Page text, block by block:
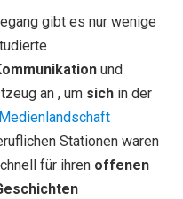
gibt es nur wenige
und
an , um sich in der
Medienlandschaft
Stationen waren
für ihren offenen